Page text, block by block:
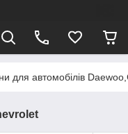
для автомобілів